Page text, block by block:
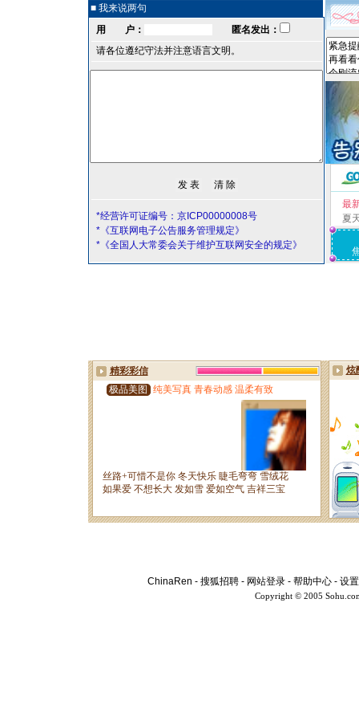
■ 我来说两句
用 户：
匿名发出：
请各位遵纪守法并注意语言文明。
*经营许可证编号：京ICP00000008号
*《互联网电子公告服务管理规定》
*《全国人大常委会关于维护互联网安全的规定》
最
夏
ChinaRen - 搜狐招聘 - 网站登录 - 帮助中心 - 设
Copyright © 2005